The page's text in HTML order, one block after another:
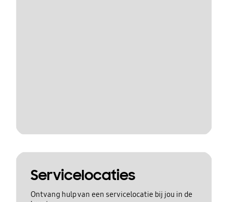
Servicelocaties
Ontvang hulp van een servicelocatie bij jou in de